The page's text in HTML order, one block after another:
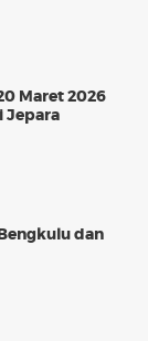
Maret 2026
Jepara
dan